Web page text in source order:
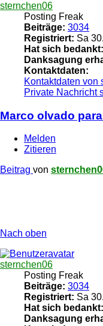
sternchen06
Posting Freak
Beiträge: 3034
Registriert: Sa
Hat sich bedankt:
Danksagung
Kontaktdaten:
Kontaktdaten von
Private Nachricht
Marco olvado
Melden
Zitieren
Beitrag von
Nach oben
sternchen06
Posting Freak
Beiträge: 3034
Registriert: Sa
Hat sich bedankt:
Danksagung